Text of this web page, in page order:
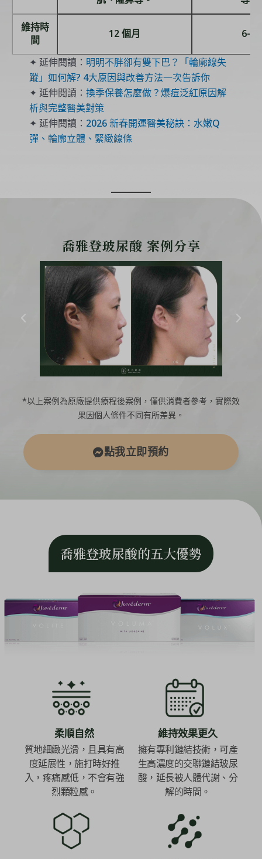
維持時
間
12 個月 6-9
✦ 延伸閱讀： 明明不胖卻有雙下巴？「輪廓線失
蹤」如何解? 4大原因與改善方法一次告訴你
✦ 延伸閱讀： 換季保養怎麼做？爆痘泛紅原因解
析與完整醫美對策
✦ 延伸閱讀： 2026 新春開運醫美秘訣：水嫩Q
彈、輪廓立體、緊緻線條
喬雅登玻尿酸 案例分享
*以上案例為原廠提供療程後案例，僅供消費者參考，實際效
果因個人條件不同有所差異。
點我立即預約
喬雅登玻尿酸的五大優勢
柔順自然
質地細緻光滑，且具有高
度延展性，施打時好推
入，疼痛感低，不會有強
烈顆粒感。
維持效果更久
擁有專利鏈結技術，可產
生高濃度的交聯鏈結玻尿
酸，延長被人體代謝、分
解的時間。